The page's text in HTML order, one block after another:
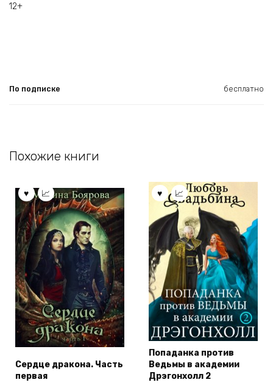
12+
По подписке бесплатно
Похожие книги
Сердце дракона. Часть
первая
Попаданка против
Ведьмы в академии
Дрэгонхолл 2